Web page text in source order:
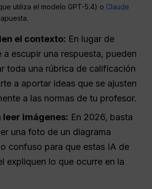
utiliza el modelo GPT-5.4) o Claude
el contexto: En lugar de
a escupir una respuesta, pueden
toda una rúbrica de calificación
a aportar ideas que se ajusten
a las normas de tu profesor.
leer imágenes: En 2026, basta
una foto de un diagrama
confuso para que estas IA de
expliquen lo que ocurre en la